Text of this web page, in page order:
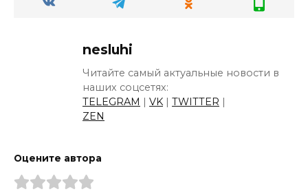
nesluhi
Читайте самый актуальные новости в
наших соцсетях:
TELEGRAM
VK TWITTER
ZEN
Оцените автора